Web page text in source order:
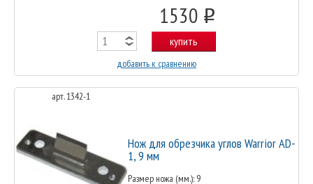
1530 o
купить
добавить к сравнению
арт. 1342-1
Нож для обрезчика углов Warrior AD-
1, 9 мм
Размер ножа (мм.): 9